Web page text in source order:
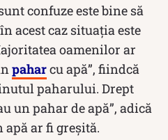
confuze este bine să
acest caz situația este
oamenilor ar
paharcu apă”, fiindcă
paharului. Drept
un pahar de apă”, adică
ar fi greșită.